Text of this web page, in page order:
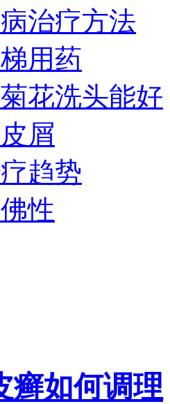
治疗方法
用药
花洗头能好
屑
趋势
性
癣如何调理